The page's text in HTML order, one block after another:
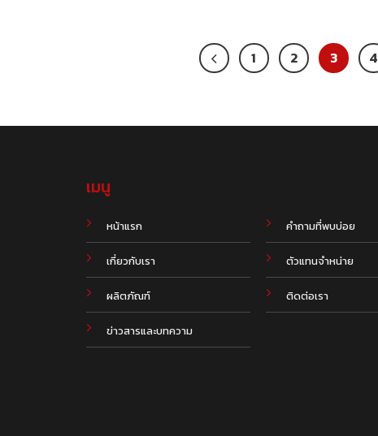
1 2 3 4
เมนู
หน้าแรก
เกี่ยวกับเรา
ผลิตภัณฑ์
ข่าวสารและบทความ
คำถามที่พบบ่อย
ตัวแทนจำหน่าย
ติดต่อเรา